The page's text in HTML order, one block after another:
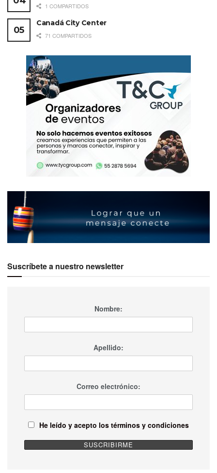
1 COMPARTIDOS
Canadá City Center
71 COMPARTIDOS
Suscríbete a nuestro newsletter
Nombre:
Apellido:
Correo electrónico:
He leído y acepto los términos y condiciones